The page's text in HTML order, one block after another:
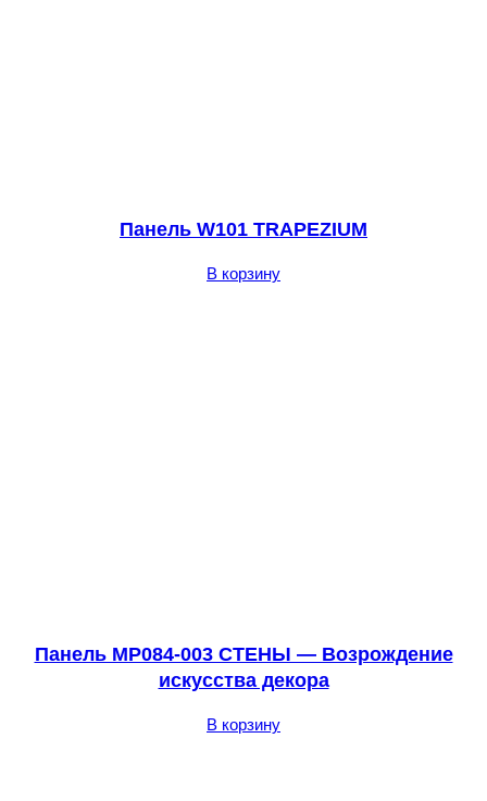
Панель W101 TRAPEZIUM
В корзину
Панель MP084-003 СТЕНЫ — Возрождение
искусства декора
В корзину